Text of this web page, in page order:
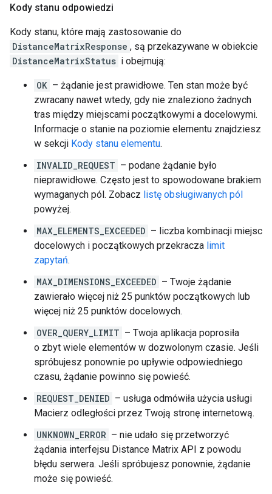
Kody stanu odpowiedzi
Kody stanu, które mają zastosowanie do
DistanceMatrixResponse , są przekazywane w obiekcie
DistanceMatrixStatus i obejmują:
OK – żądanie jest prawidłowe. Ten stan może być
zwracany nawet wtedy, gdy nie znaleziono żadnych
tras między miejscami początkowymi a docelowymi.
Informacje o stanie na poziomie elementu znajdziesz
w sekcji Kody stanu elementu.
INVALID_REQUEST – podane żądanie było
nieprawidłowe. Często jest to spowodowane brakiem
wymaganych pól. Zobacz listę obsługiwanych pól
powyżej.
MAX_ELEMENTS_EXCEEDED – liczba kombinacji miejsc
docelowych i początkowych przekracza limit
zapytań.
MAX_DIMENSIONS_EXCEEDED – Twoje żądanie
zawierało więcej niż 25 punktów początkowych lub
więcej niż 25 punktów docelowych.
OVER_QUERY_LIMIT – Twoja aplikacja poprosiła
o zbyt wiele elementów w dozwolonym czasie. Jeśli
spróbujesz ponownie po upływie odpowiedniego
czasu, żądanie powinno się powieść.
REQUEST_DENIED – usługa odmówiła użycia usługi
Macierz odległości przez Twoją stronę internetową.
UNKNOWN_ERROR – nie udało się przetworzyć
żądania interfejsu Distance Matrix API z powodu
błędu serwera. Jeśli spróbujesz ponownie, żądanie
może się powieść.